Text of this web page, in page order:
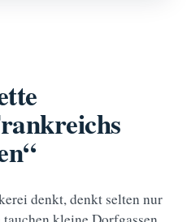
denkt, denkt selten nur